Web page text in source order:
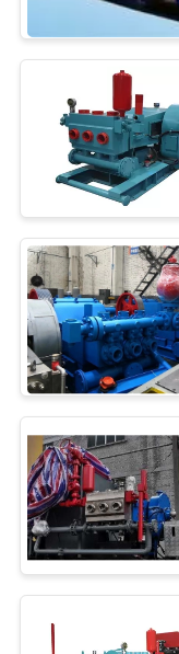
HARITASI
PRIVACY
POLICY
yağ